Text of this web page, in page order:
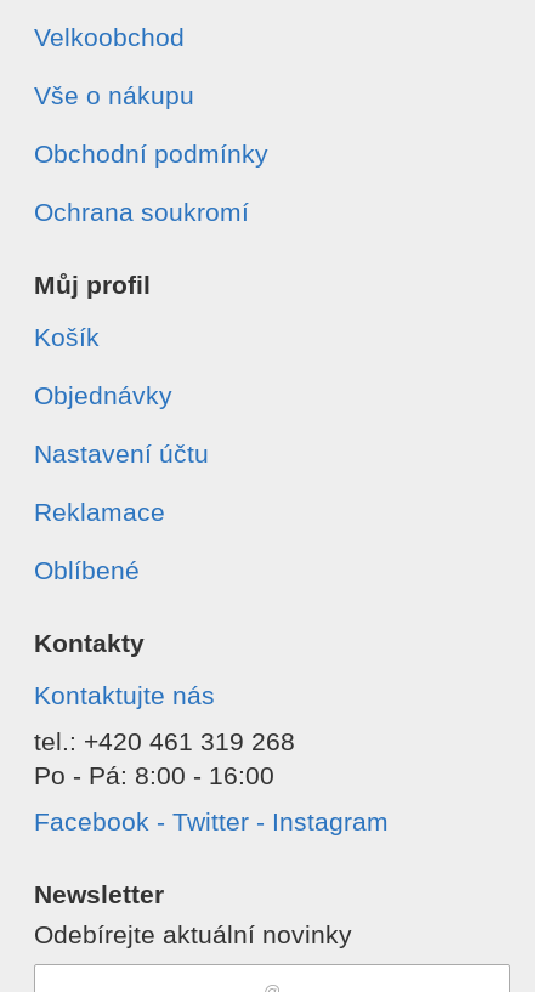
Velkoobchod
Vše o nákupu
Obchodní podmínky
Ochrana soukromí
Můj profil
Košík
Objednávky
Nastavení účtu
Reklamace
Oblíbené
Kontakty
Kontaktujte nás
tel.: +420 461 319 268
Po - Pá: 8:00 - 16:00
Facebook - Twitter - Instagram
Newsletter
Odebírejte aktuální novinky